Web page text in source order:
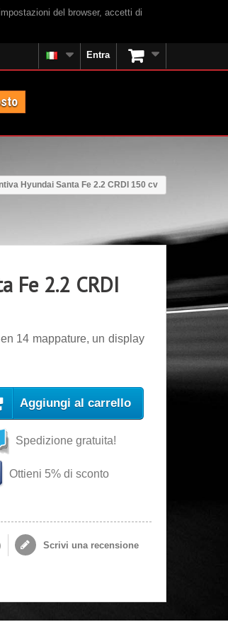
del browser, accetti di
Entra
Hyundai Santa Fe 2.2 CRDI 150 cv
Fe 2.2 CRDI
14 mappature, un display
Aggiungi al carrello
Spedizione gratuita!
Ottieni 5% di sconto
Scrivi una recensione